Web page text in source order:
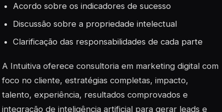
Acordo sobre os indicadores de sucesso
Discussão sobre a propriedade intelectual
Clarificação das responsabilidades de cada parte
A Intuitiva oferece consultoria em marketing digital com
foco no cliente, estratégias completas, impacto,
talento, experiência, resultados comprovados e
integração de inteligência artificial para gerar leads e